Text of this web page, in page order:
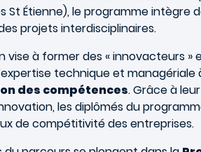
St Étienne), le programme
projets interdisciplinaires.
vise à former des « innovacteurs
technique et managériale
des compétences.Grâce à
les diplômés du
de compétitivité des entreprises.